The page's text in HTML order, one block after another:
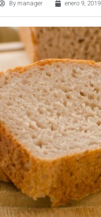
By manager enero 9, 2019